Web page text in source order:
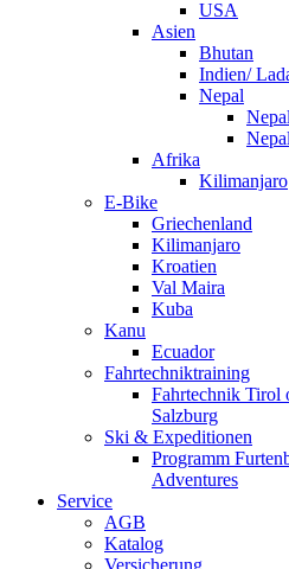
USA
Asien
Bhutan
Indien/
Nepal
Afrika
Kilimanjaro
E-Bike
Griechenland
Kilimanjaro
Kroatien
Val Maira
Kuba
Kanu
Ecuador
Fahrtechniktraining
Fahrtechnik Tirol
Salzburg
Ski & Expeditionen
Programm
Adventures
Service
AGB
Katalog
Versicherung